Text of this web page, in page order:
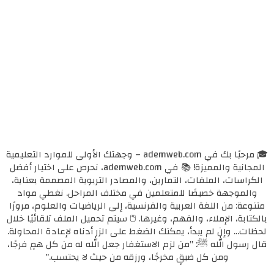
🎓 مرحبًا بك في ademweb.com – وجهتك الأولى للموارد التعليمية
المجانية والمميزة! 📚 في ademweb.com، نحرص على اختيار أفضل
الكراسات، الملفات، التمارين، والمصادر التربوية المصممة بعناية،
والموجهة خصيصًا للمتعلمين في مختلف المراحل. نغطي مواد
متنوعة: من اللغة العربية والفرنسية، إلى الرياضيات والعلوم، مرورًا
بالكتابة، الإملاء، والفهم، وغيرها. 🖱️ سيتم تحميل الملف تلقائيًا خلال
لحظات... وإن لم يبدأ، يمكنك الضغط على الزر أدناه لإعادة المحاولة.
قال رسول الله ﷺ: "من لزم الاستغفار جعل الله له من كل همٍ فرجًا،
ومن كل ضيقٍ مخرجًا، ورزقه من حيث لا يحتسب."